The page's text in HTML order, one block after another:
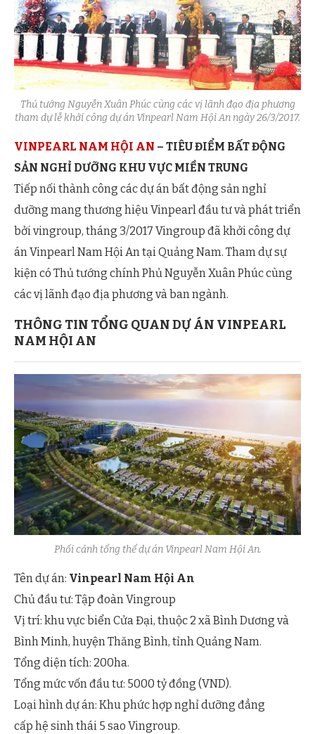
Thủ tướng Nguyễn Xuân Phúc cùng các vị lãnh đạo địa phương
tham dự lễ khởi công dự án Vinpearl Nam Hội An ngày 26/3/2017.
VINPEARL NAM HỘI AN – TIÊU ĐIỂM BẤT ĐỘNG
SẢN NGHỈ DƯỠNG KHU VỰC MIỀN TRUNG
Tiếp nối thành công các dự án bất động sản nghỉ
dưỡng mang thương hiệu Vinpearl đầu tư và phát triển
bởi vingroup, tháng 3/2017 Vingroup đã khởi công dự
án Vinpearl Nam Hội An tại Quảng Nam. Tham dự sự
kiện có Thủ tướng chính Phủ Nguyễn Xuân Phúc cùng
các vị lãnh đạo địa phương và ban ngành.
THÔNG TIN TỔNG QUAN DỰ ÁN VINPEARL
NAM HỘI AN
Phối cảnh tổng thể dự án Vinpearl Nam Hội An.
Tên dự án: Vinpearl Nam Hội An
Chủ đầu tư: Tập đoàn Vingroup
Vị trí: khu vực biển Cửa Đại, thuộc 2 xã Bình Dương và
Bình Minh, huyện Thăng Bình, tỉnh Quảng Nam.
Tổng diện tích: 200ha.
Tổng mức vốn đầu tư: 5000 tỷ đồng (VND).
Loại hình dự án: Khu phức hợp nghỉ dưỡng đẳng
cấp hệ sinh thái 5 sao Vingroup.